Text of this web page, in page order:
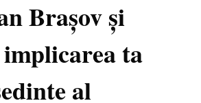
Brașov și
ta
al